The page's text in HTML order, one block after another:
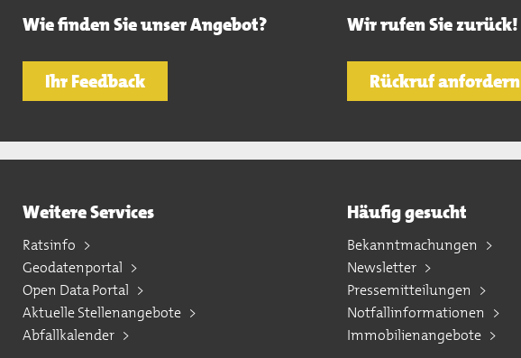
Wie finden Sie unser Angebot?
Ihr Feedback
Wir rufen Sie zurück!
Rückruf anfordern
Weitere Services
Ratsinfo
Geodatenportal
Open Data Portal
Aktuelle Stellenangebote
Abfallkalender
Häufig gesucht
Bekanntmachungen
Newsletter
Pressemitteilungen
Notfallinformationen
Immobilienangebote